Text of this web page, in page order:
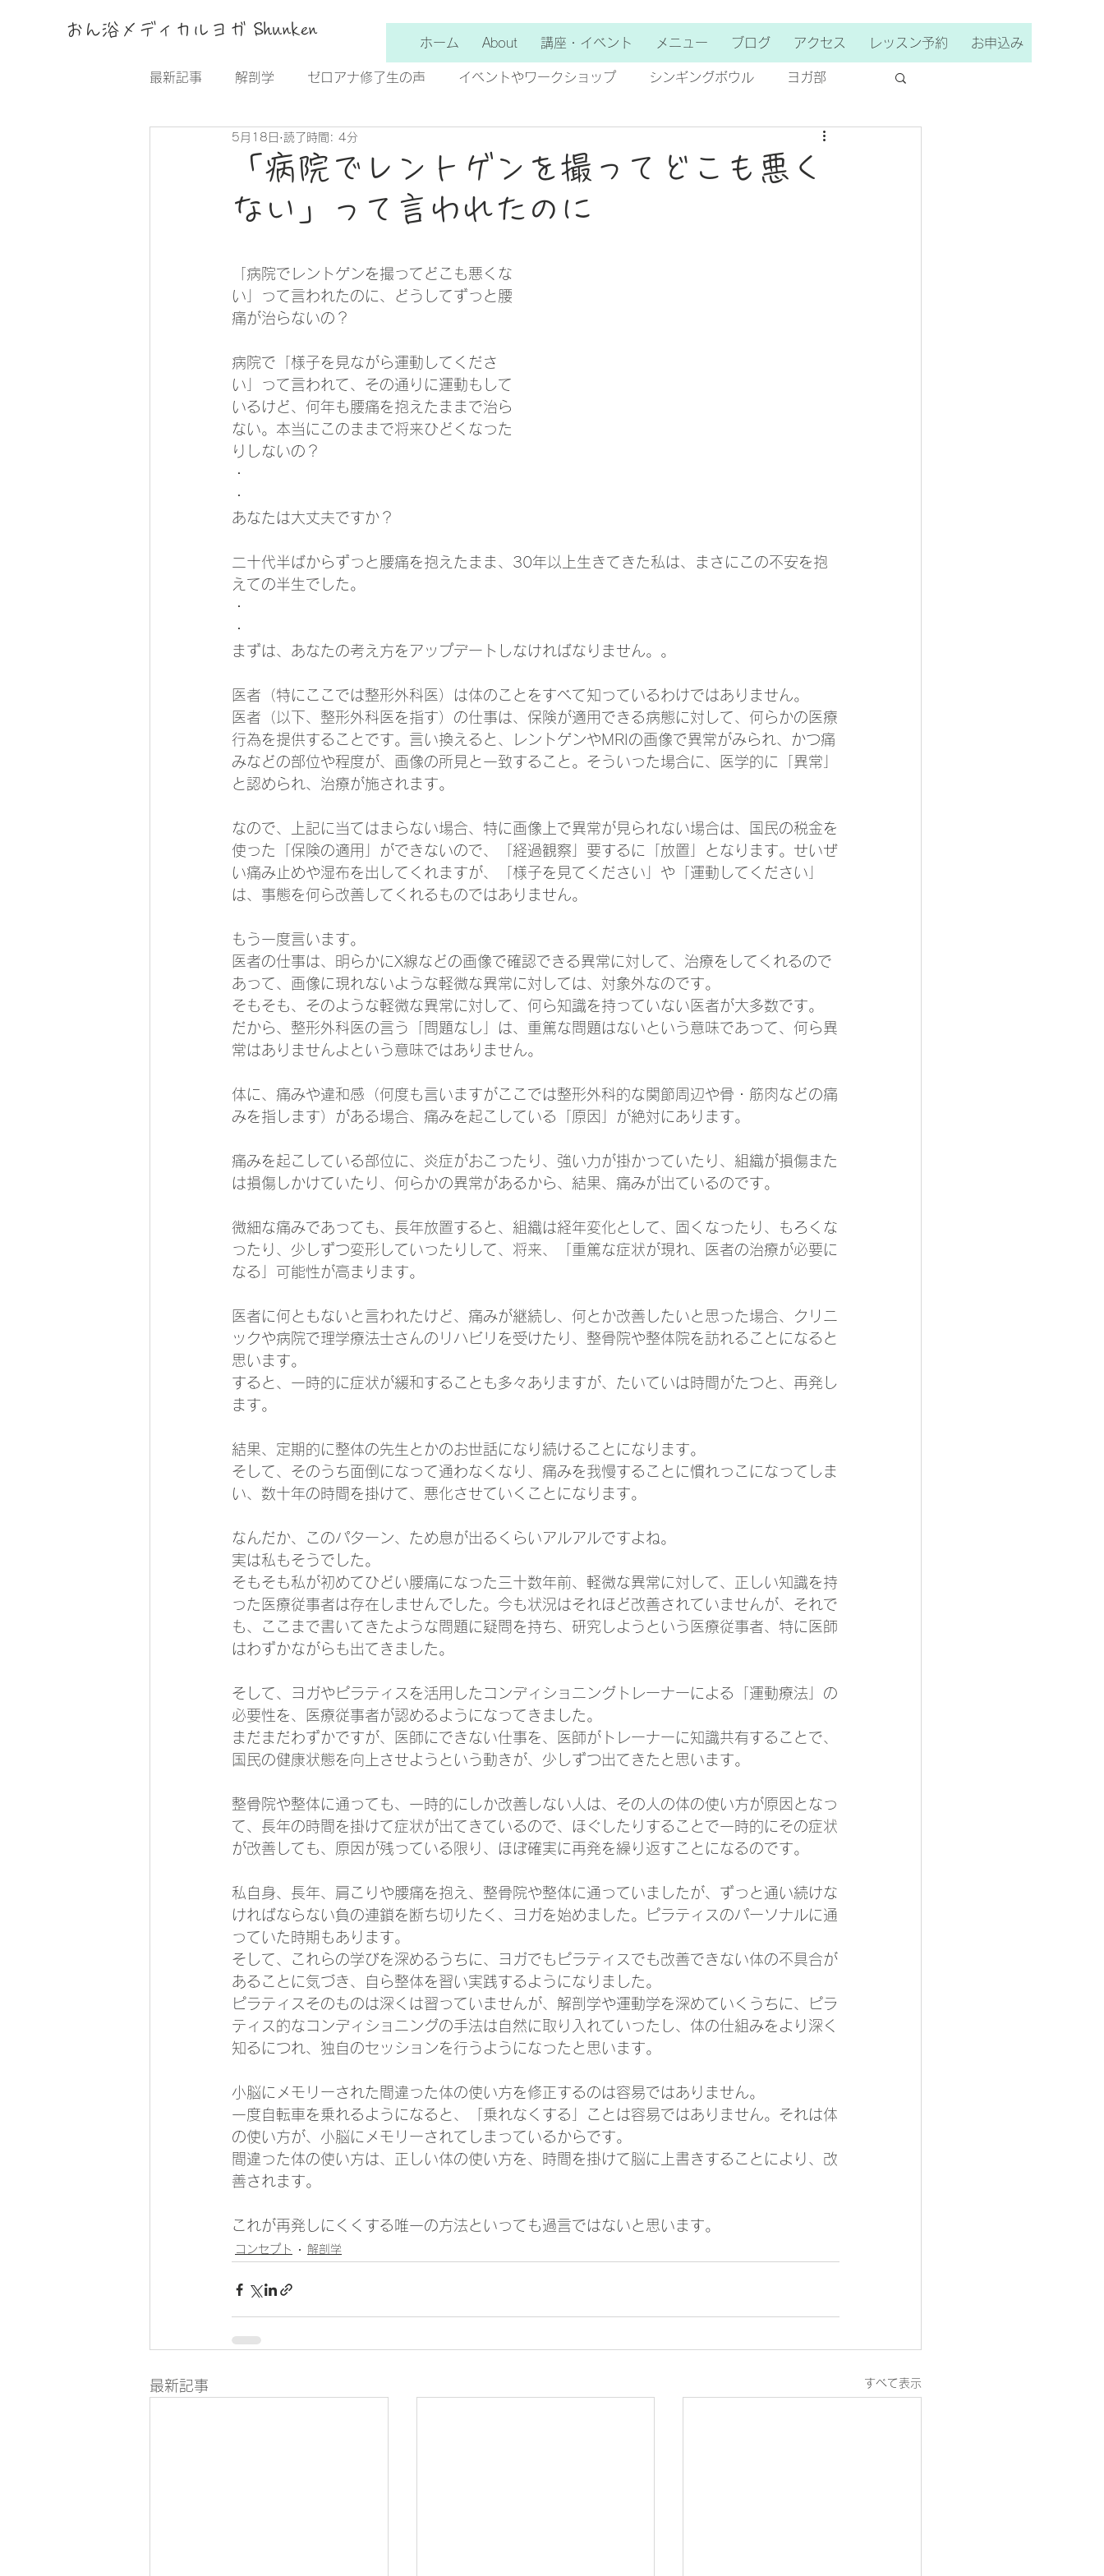
おん浴メディカルヨガ Shunken
ホーム About 講座・イベント メニュー ブログ アクセス レッスン予約 お申込み
最新記事 解剖学 ゼロアナ修了生の声 イベントやワークショップ シンギングボウル ヨガ部
サロン部 コンセプト
「病院でレントゲンを撮ってどこも悪く
ない」って言われたのに
5月18日 読了時間: 4分
「病院でレントゲンを撮ってどこも悪くな
い」って言われたのに、どうしてずっと腰
痛が治らないの？
病院で「様子を見ながら運動してくださ
い」って言われて、その通りに運動もして
いるけど、何年も腰痛を抱えたままで治ら
ない。本当にこのままで将来ひどくなった
りしないの？
・
・
あなたは大丈夫ですか？
二十代半ばからずっと腰痛を抱えたまま、30年以上生きてきた私は、まさにこの不安を抱
えての半生でした。
・
・
まずは、あなたの考え方をアップデートしなければなりません。。
医者（特にここでは整形外科医）は体のことをすべて知っているわけではありません。
医者（以下、整形外科医を指す）の仕事は、保険が適用できる病態に対して、何らかの医療
行為を提供することです。言い換えると、レントゲンやMRIの画像で異常がみられ、かつ痛
みなどの部位や程度が、画像の所見と一致すること。そういった場合に、医学的に「異常」
と認められ、治療が施されます。
なので、上記に当てはまらない場合、特に画像上で異常が見られない場合は、国民の税金を
使った「保険の適用」ができないので、「経過観察」要するに「放置」となります。せいぜ
い痛み止めや湿布を出してくれますが、「様子を見てください」や「運動してください」
は、事態を何ら改善してくれるものではありません。
もう一度言います。
医者の仕事は、明らかにX線などの画像で確認できる異常に対して、治療をしてくれるので
あって、画像に現れないような軽微な異常に対しては、対象外なのです。
そもそも、そのような軽微な異常に対して、何ら知識を持っていない医者が大多数です。
だから、整形外科医の言う「問題なし」は、重篤な問題はないという意味であって、何ら異
常はありませんよという意味ではありません。
体に、痛みや違和感（何度も言いますがここでは整形外科的な関節周辺や骨・筋肉などの痛
みを指します）がある場合、痛みを起こしている「原因」が絶対にあります。
痛みを起こしている部位に、炎症がおこったり、強い力が掛かっていたり、組織が損傷また
は損傷しかけていたり、何らかの異常があるから、結果、痛みが出ているのです。
微細な痛みであっても、長年放置すると、組織は経年変化として、固くなったり、もろくな
ったり、少しずつ変形していったりして、将来、「重篤な症状が現れ、医者の治療が必要に
なる」可能性が高まります。
医者に何ともないと言われたけど、痛みが継続し、何とか改善したいと思った場合、クリニ
ックや病院で理学療法士さんのリハビリを受けたり、整骨院や整体院を訪れることになると
思います。
すると、一時的に症状が緩和することも多々ありますが、たいていは時間がたつと、再発し
ます。
結果、定期的に整体の先生とかのお世話になり続けることになります。
そして、そのうち面倒になって通わなくなり、痛みを我慢することに慣れっこになってしま
い、数十年の時間を掛けて、悪化させていくことになります。
なんだか、このパターン、ため息が出るくらいアルアルですよね。
実は私もそうでした。
そもそも私が初めてひどい腰痛になった三十数年前、軽微な異常に対して、正しい知識を持
った医療従事者は存在しませんでした。今も状況はそれほど改善されていませんが、それで
も、ここまで書いてきたような問題に疑問を持ち、研究しようという医療従事者、特に医師
はわずかながらも出てきました。
そして、ヨガやピラティスを活用したコンディショニングトレーナーによる「運動療法」の
必要性を、医療従事者が認めるようになってきました。
まだまだわずかですが、医師にできない仕事を、医師がトレーナーに知識共有することで、
国民の健康状態を向上させようという動きが、少しずつ出てきたと思います。
整骨院や整体に通っても、一時的にしか改善しない人は、その人の体の使い方が原因となっ
て、長年の時間を掛けて症状が出てきているので、ほぐしたりすることで一時的にその症状
が改善しても、原因が残っている限り、ほぼ確実に再発を繰り返すことになるのです。
私自身、長年、肩こりや腰痛を抱え、整骨院や整体に通っていましたが、ずっと通い続けな
ければならない負の連鎖を断ち切りたく、ヨガを始めました。ピラティスのパーソナルに通
っていた時期もあります。
そして、これらの学びを深めるうちに、ヨガでもピラティスでも改善できない体の不具合が
あることに気づき、自ら整体を習い実践するようになりました。
ピラティスそのものは深くは習っていませんが、解剖学や運動学を深めていくうちに、ピラ
ティス的なコンディショニングの手法は自然に取り入れていったし、体の仕組みをより深く
知るにつれ、独自のセッションを行うようになったと思います。
小脳にメモリーされた間違った体の使い方を修正するのは容易ではありません。
一度自転車を乗れるようになると、「乗れなくする」ことは容易ではありません。それは体
の使い方が、小脳にメモリーされてしまっているからです。
間違った体の使い方は、正しい体の使い方を、時間を掛けて脳に上書きすることにより、改
善されます。
これが再発しにくくする唯一の方法といっても過言ではないと思います。
コンセプト 解剖学
最新記事 すべて表示